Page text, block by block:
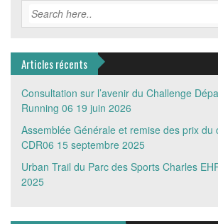
Articles récents
Consultation sur l’avenir du Challenge
Running 06 19 juin 2026
Assemblée Générale et remise des prix du
CDR06 15 septembre 2025
Urban Trail du Parc des Sports Charles
2025